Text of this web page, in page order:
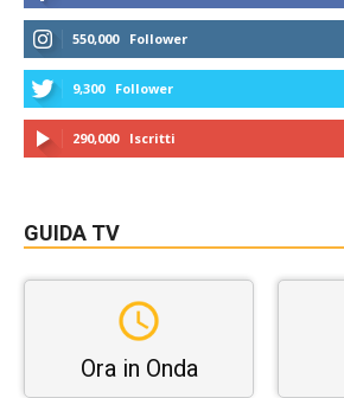
550,000 Follower
9,300 Follower
290,000 Iscritti
GUIDA TV
Ora in Onda